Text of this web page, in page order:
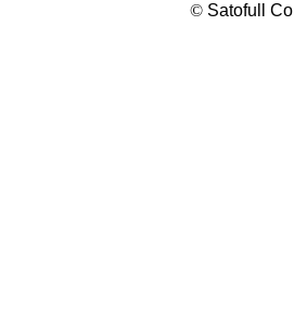
© Satofull